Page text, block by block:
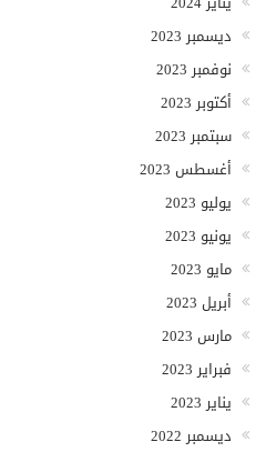
ديسمبر 2023
نوفمبر 2023
أكتوبر 2023
سبتمبر 2023
أغسطس 2023
يوليو 2023
يونيو 2023
مايو 2023
أبريل 2023
مارس 2023
فبراير 2023
يناير 2023
ديسمبر 2022